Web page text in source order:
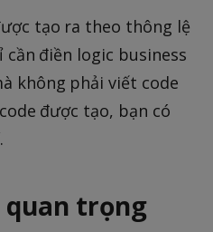
tạo ra theo thông lệ
điền logic business
không phải viết code
được tạo, bạn có
quan trọng